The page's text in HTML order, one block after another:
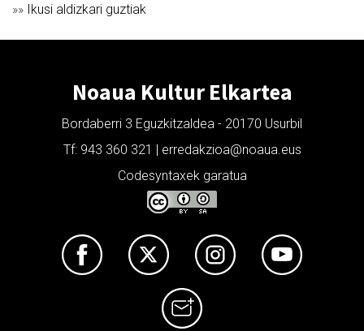
»» Ikusi aldizkari guztiak
Noaua Kultur Elkartea
Bordaberri 3 Eguzkitzaldea - 20170 Usurbil
Tf: 943 360 321 | erredakzioa@noaua.eus
Codesyntaxek garatua